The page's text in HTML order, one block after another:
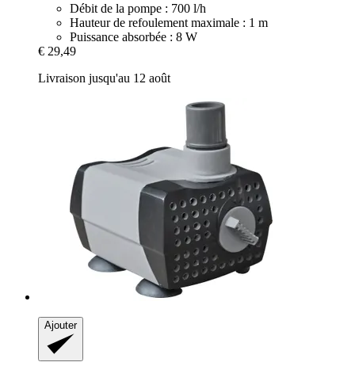
Débit de la pompe : 700 l/h
Hauteur de refoulement maximale : 1 m
Puissance absorbée : 8 W
€ 29,49
Livraison jusqu'au 12 août
Ajouter